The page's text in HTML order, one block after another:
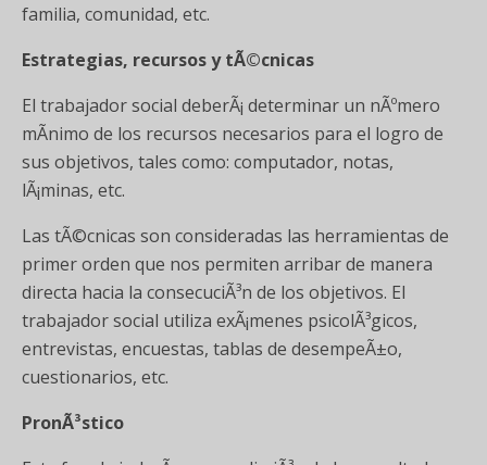
familia, comunidad, etc.
Estrategias, recursos y tÃ©cnicas
El trabajador social deberÃ¡ determinar un nÃºmero
mÃ­nimo de los recursos necesarios para el logro de
sus objetivos, tales como: computador, notas,
lÃ¡minas, etc.
Las tÃ©cnicas son consideradas las herramientas de
primer orden que nos permiten arribar de manera
directa hacia la consecuciÃ³n de los objetivos. El
trabajador social utiliza exÃ¡menes psicolÃ³gicos,
entrevistas, encuestas, tablas de desempeÃ±o,
cuestionarios, etc.
PronÃ³stico